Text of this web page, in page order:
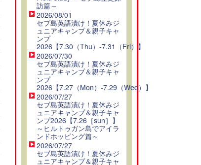
訪篇～
2026/08/01
セブ島英語漬け！夏休みジ
ュニアキャンプ＆親子キャ
ンプ
2026【7.30（Thu）-7.31（Fri）】
2026/07/30
セブ島英語漬け！夏休みジ
ュニアキャンプ＆親子キャ
ンプ
2026【7.27（Mon）-7.29（Wed）】
2026/07/27
セブ島英語漬け！夏休みジ
ュニアキャンプ＆親子キャ
ンプ2026【7.26［sun］】
～ヒルトゥガン島でアイラ
ンドホッピング篇～
2026/07/27
セブ島英語漬け！夏休みジ
ュニアキャンプ＆親子キャ